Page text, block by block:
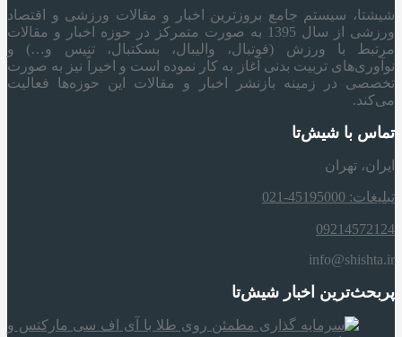
شیشتا، سیستم جامع بروزترین اخبار و مقالات ورزشی و اقتصاد
ورزشی از سال 1395 به صورت متمرکز در حوزه اخبار و مقالات
مرتبط با ورزش (فوتبال، والیبال، بسکتبال، تنیس و…) و
نوآوری‌های تربیت بدنی آغاز به کار نموده است و اخیراً نیز به صورت
تخصصی در زمینه بازنشر اخبار و مقالات این حوزه‌ها فعالیت
می‌کند.
تماس با شیش‌تا
ایران، تهران
تبلیغات: 45195000-021
09214572124
info@shishta.ir
پربحث‌ترین اخبار شیش‌تا